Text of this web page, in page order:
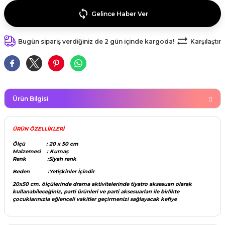
Veda Parti Malzemeleri
Süsleri (Halloween)
Günü
dişim
Maskeleri
süsleri
modelleri (süslü
Malzemeleri
Taş Baskı Ürünleri
Ürünleri
Gelince Haber Ver
Bugün sipariş verdiğiniz de 2 gün içinde kargoda! Karşılaştır
Ürün Bilgisi
ÜRÜN ÖZELLİKLERİ
Ölçü : 20 x 50 cm
Malzemesi : Kumaş
Renk :Siyah renk
Beden :Yetişkinler İçindir
20x50 cm. ölçülerinde drama aktivitelerinde tiyatro aksesuarı olarak
kullanabileceğiniz, parti ürünleri ve parti aksesuarları ile birlikte
çocuklarınızla eğlenceli vakitler geçirmenizi sağlayacak kefiye